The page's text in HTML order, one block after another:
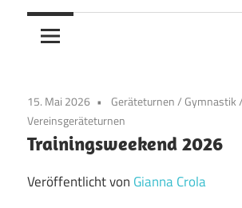
15. Mai 2026 Geräteturnen/Gymnastik/
Vereinsgeräteturnen
Trainingsweekend 2026
Veröffentlicht von Gianna Crola